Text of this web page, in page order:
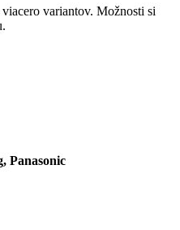
variantov. Možnosti si
Panasonic